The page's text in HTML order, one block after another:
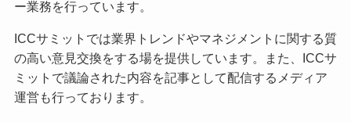
ー業務を行っています。
ICCサミットでは業界トレンドやマネジメントに関する質
の高い意見交換をする場を提供しています。また、ICCサ
ミットで議論された内容を記事として配信するメディア
運営も行っております。